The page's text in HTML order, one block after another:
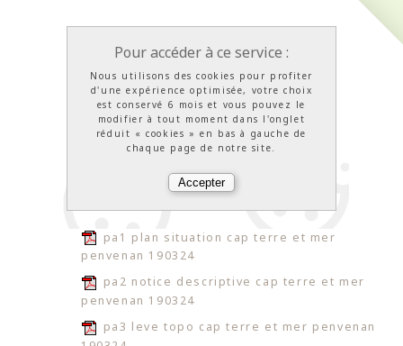
Pour accéder à ce service :
Nous utilisons des cookies pour profiter
d'une expérience optimisée, votre choix
est conservé 6 mois et vous pouvez le
modifier à tout moment dans l'onglet
réduit « cookies » en bas à gauche de
chaque page de notre site.
pa1 plan situation cap terre et mer
penvenan 190324
pa2 notice descriptive cap terre et mer
penvenan 190324
pa3 leve topo cap terre et mer penvenan